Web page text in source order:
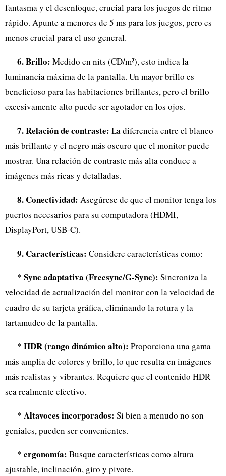
fantasma y el desenfoque, crucial para los juegos de ritmo
rápido. Apunte a menores de 5 ms para los juegos, pero es
menos crucial para el uso general.
6. Brillo: Medido en nits (CD/m²), esto indica la
luminancia máxima de la pantalla. Un mayor brillo es
beneficioso para las habitaciones brillantes, pero el brillo
excesivamente alto puede ser agotador en los ojos.
7. Relación de contraste: La diferencia entre el blanco
más brillante y el negro más oscuro que el monitor puede
mostrar. Una relación de contraste más alta conduce a
imágenes más ricas y detalladas.
8. Conectividad: Asegúrese de que el monitor tenga los
puertos necesarios para su computadora (HDMI,
DisplayPort, USB-C).
9. Características: Considere características como:
* Sync adaptativa (Freesync/G-Sync): Sincroniza la
velocidad de actualización del monitor con la velocidad de
cuadro de su tarjeta gráfica, eliminando la rotura y la
tartamudeo de la pantalla.
* HDR (rango dinámico alto): Proporciona una gama
más amplia de colores y brillo, lo que resulta en imágenes
más realistas y vibrantes. Requiere que el contenido HDR
sea realmente efectivo.
* Altavoces incorporados: Si bien a menudo no son
geniales, pueden ser convenientes.
* ergonomía: Busque características como altura
ajustable, inclinación, giro y pivote.